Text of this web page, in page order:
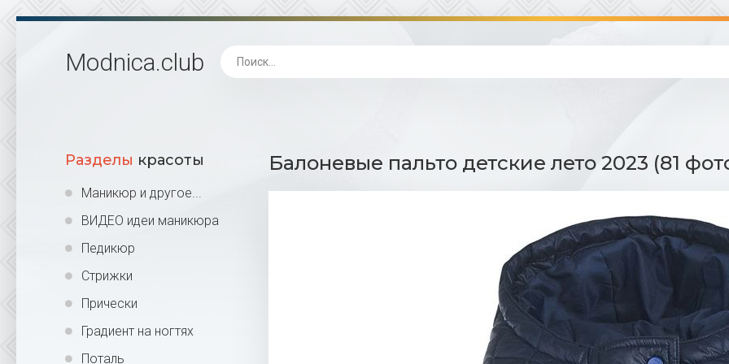
Modnica.club
Разделы красоты
Маникюр и другое...
ВИДЕО идеи маникюра
Педикюр
Стрижки
Прически
Градиент на ногтях
Поталь
Балоневые пальто детские лето 2023 (81